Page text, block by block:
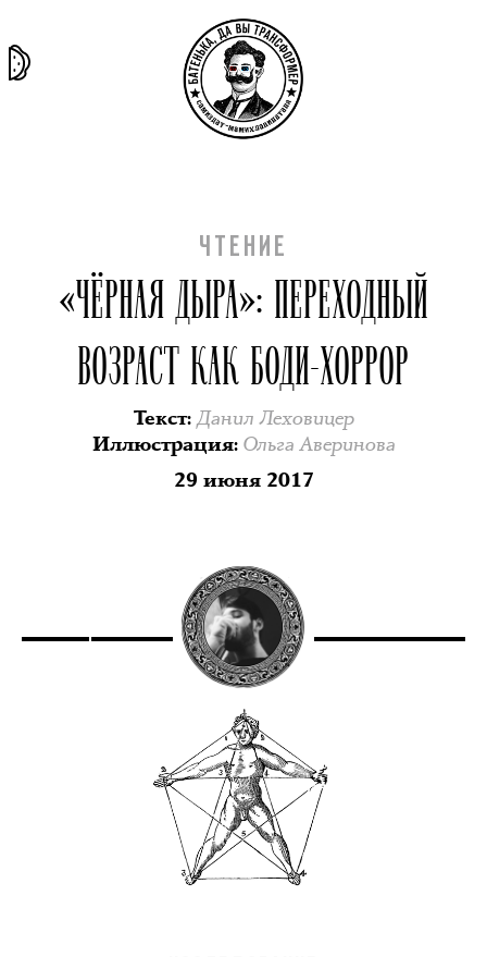
ЧТЕНИЕ
«ЧЁРНАЯ ДЫРА»: ПЕРЕХОДНЫЙ
ВОЗРАСТ КАК БОДИ-ХОРРОР
Текст:Данил Леховицер
Иллюстрация: Ольга Аверинова
29 июня 2017